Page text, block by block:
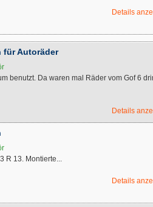
Details
für Autoräder
benutzt. Da waren mal Räder vom Gof 6
Details
R 13. Montierte...
Details